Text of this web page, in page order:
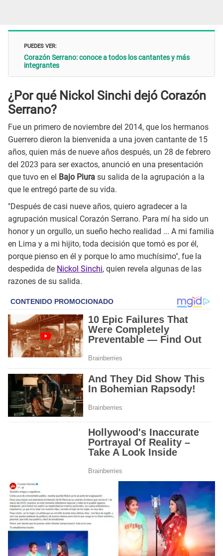
PUEDES VER:
Corazón Serrano: conoce a todos los cantantes y más
integrantes
¿Por qué Nickol Sinchi dejó Corazón
Serrano?
Fue un primero de noviembre del 2014, que los hermanos
Guerrero dieron la bienvenida a una joven cantante de 15
años, quien más de nueve años después, un 28 de febrero
del 2023 para ser exactos, anunció en una presentación
que tuvo en el Bajo Piura su salida de la agrupación a la
que le entregó parte de su vida.
"Después de casi nueve años, quiero agradecer a la
agrupación musical Corazón Serrano. Para mí ha sido un
honor y un orgullo, un sueño hecho realidad ... A mi familia
en Lima y a mi hijito, toda decisión que tomó es por él,
porque pienso en él y porque lo amo muchísimo", fue la
despedida de Nickol Sinchi, quien revela algunas de las
razones de su salida.